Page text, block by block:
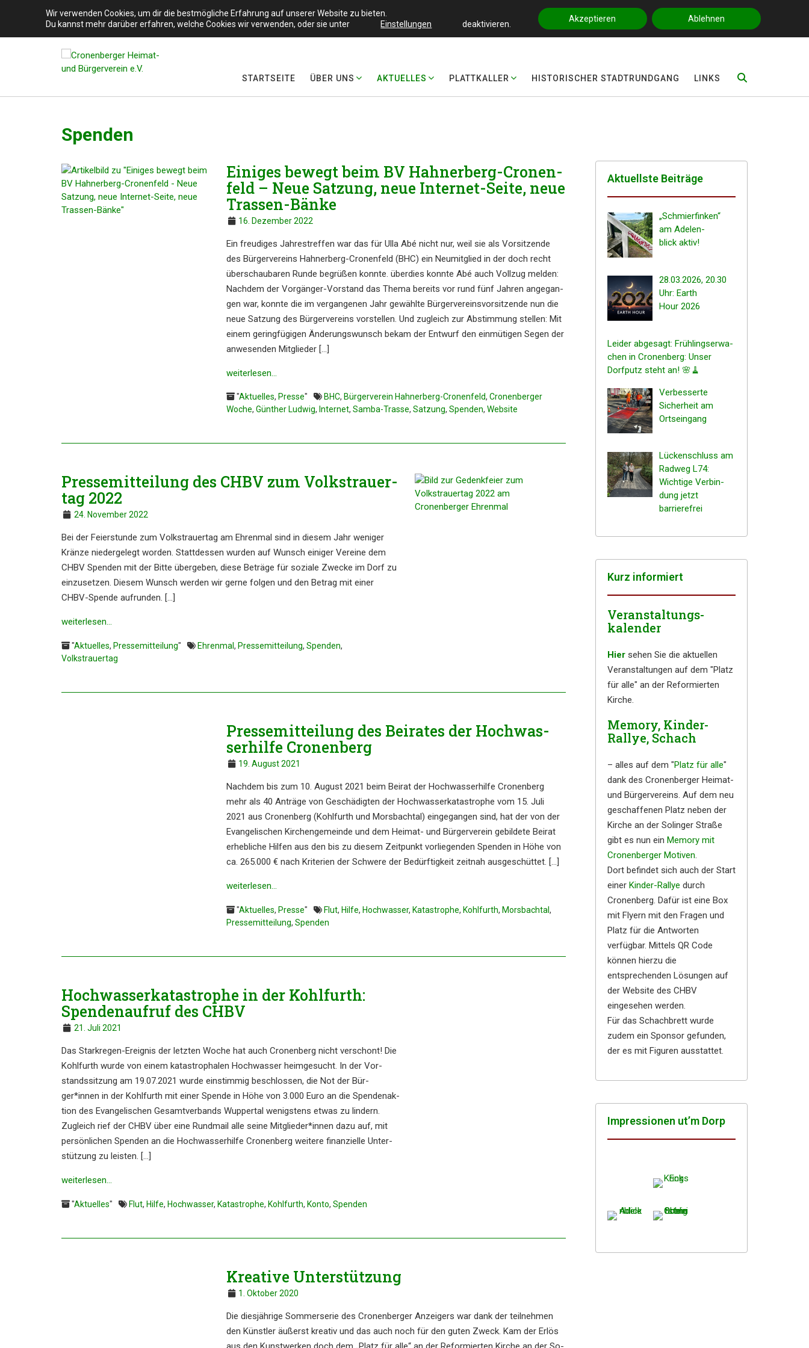
o
Cronenberger Heimat- und Bürgerverein e.V. Impressum | Datenschutz
START­SEI­TE ÜBER UNS AKTUEL­LES PLATT­KAL­LER HISTO­RI­SCHER STADTRUNDGANG LINKS
Spenden
Einiges bewegt beim BV Hahner­berg-Cronen­
feld – Neue Satzung, neue Inter­net-Seite, neue
Trassen-Bänke
16. Dezember 2022
Ein freudi­ges Jahres­tref­fen war das für Ulla Abé nicht nur, weil sie als Vorsit­zen­de
des Bürger­ver­eins Hahner­berg-Cronen­feld (BHC) ein Neumit­glied in der doch recht
überschau­ba­ren Runde begrü­ßen konnte. überdies konnte Abé auch Vollzug melden:
Nachdem der Vorgän­ger-Vorstand das Thema bereits vor rund fünf Jahren angegan­
gen war, konnte die im vergan­ge­nen Jahr gewähl­te Bürger­ver­eins­vor­sit­zen­de nun die
neue Satzung des Bürger­ver­eins vorstel­len. Und zugleich zur Abstim­mung stellen: Mit
einem gering­fü­gi­gen Änderungs­wunsch bekam der Entwurf den einmü­ti­gen Segen der
anwesen­den Mitglie­der […]
weiter­le­sen…
"Aktuelles, Presse" BHC, Bürgerverein Hahnerberg-Cronenfeld, Cronenberger
Woche, Günther Ludwig, Internet, Samba-Trasse, Satzung, Spenden, Website
Presse­mit­tei­lung des CHBV zum Volks­trau­er­
tag 2022
24. November 2022
Bei der Feier­stun­de zum Volks­trau­er­tag am Ehren­mal sind in diesem Jahr weniger
Kränze nieder­ge­legt worden. Statt­des­sen wurden auf Wunsch einiger Verei­ne dem
CHBV Spenden mit der Bitte überge­ben, diese Beträ­ge für sozia­le Zwecke im Dorf zu
einzu­set­zen. Diesem Wunsch werden wir gerne folgen und den Betrag mit einer
CHBV-Spende aufrun­den. […]
weiter­le­sen…
"Aktuelles, Pressemitteilung" Ehrenmal , Pressemitteilung, Spenden,
Volkstrauertag
Presse­mit­tei­lung des Beira­tes der Hochwas­
ser­hil­fe Cronenberg
19. August 2021
Nachdem bis zum 10. August 2021 beim Beirat der Hochwas­ser­hil­fe Cronen­berg
mehr als 40 Anträ­ge von Geschä­dig­ten der Hochwas­ser­ka­ta­stro­phe vom 15. Juli
2021 aus Cronen­berg (Kohlfurth und Morsbach­tal) einge­gan­gen sind, hat der von der
Evange­li­schen Kirchen­ge­mein­de und dem Heimat- und Bürger­ver­ein gebil­de­te Beirat
erheb­li­che Hilfen aus den bis zu diesem Zeitpunkt vorlie­gen­den Spenden in Höhe von
ca. 265.000 € nach Krite­ri­en der Schwe­re der Bedürf­tig­keit zeitnah ausge­schüt­tet. […]
weiter­le­sen…
"Aktuelles, Presse" Flut, Hilfe, Hochwasser, Katastrophe, Kohlfurth, Morsbachtal ,
Pressemitteilung, Spenden
Hochwas­ser­ka­ta­stro­phe in der Kohlfurth:
Spenden­auf­ruf des CHBV
21. Juli 2021
Das Stark­­re­­gen-Ereig­­nis der letz­ten Woche hat auch Cro­nen­berg nicht ver­schont! Die
Kohl­furth wur­de von einem kata­stro­pha­len Hoch­was­ser heimge­sucht. In der Vor­
stands­sit­zung am 19.07.2021 wur­de ein­stim­mig beschlos­sen, die Not der Bür­
ger*innen in der Kohl­furth mit einer Spen­de in Höhe von 3.000 Euro an die Spen­den­ak­
ti­on des Evan­ge­li­schen Gesamt­ver­bands Wup­per­tal wenigs­tens etwas zu lindern.
Zugleich rief der CHBV über eine Rund­mail alle sei­ne Mitglieder*innen dazu auf, mit
per­sön­li­chen Spen­den an die Hoch­was­ser­hil­fe Cro­nen­berg wei­te­re finan­zi­el­le Unter­
stüt­zung zu leisten. […]
weiter­le­sen…
"Aktuelles" Flut, Hilfe, Hochwasser, Katastrophe, Kohlfurth, Konto, Spenden
Kreati­ve Unterstützung
1. Oktober 2020
Die diesjäh­ri­ge Sommer­se­rie des Cronen­ber­ger Anzei­gers war dank der teilneh­men
den Künst­ler äußerst kreativ und das auch noch für den guten Zweck. Kam der Erlös
Aktuells­te Beiträge
„Schmier­fin­ken“
am Adelen­
blick aktiv!
28.03.2026, 20.30
Uhr: Earth
Hour 2026
Leider abgesagt: Frühlings­er­wa­
chen in Cronen­berg: Unser
Dorfputz steht an! 🌸🧹
Verbes­ser­te
Sicher­heit am
Ortseingang
Lücken­schluss am
Radweg L74:
Wichti­ge Verbin­
dung jetzt
barrierefrei
Kurz infor­miert
Veranstaltungs-
kalender
Hiersehen Sie die aktuellen
Veranstaltungen auf dem "Platz
für alle" an der Reformierten
Kirche.
Memory, Kinder-
Rallye, Schach
– alles auf dem "Platz für alle"
dank des Cronenberger Heimat-
und Bürgervereins. Auf dem neu
geschaffenen Platz neben der
Kirche an der Solinger Straße
gibt es nun ein Memory mit
Cronenberger Motiven.
Dort befindet sich auch der Start
einer Kinder-Rallye durch
Cronenberg. Dafür ist eine Box
mit Flyern mit den Fragen und
Platz für die Antworten
verfügbar. Mittels QR Code
können hierzu die
entsprechenden Lösungen auf
der Website des CHBV
eingesehen werden.
Für das Schachbrett wurde
zudem ein Sponsor gefunden,
der es mit Figuren ausstattet.
Impres­sio­nen ut’m Dorp
Wir verwenden Cookies, um dir die bestmögliche Erfahrung auf unserer Website zu bieten.
Du kannst mehr darüber erfahren, welche Cookies wir verwenden, oder sie unter
Einstellungen deaktivieren.
Akzeptieren Ablehnen